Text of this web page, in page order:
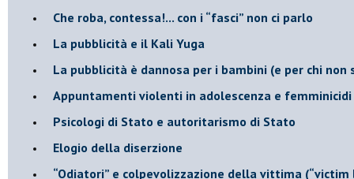
​Che roba, contessa!... con i “fasci” non ci parlo
La pubblicità e il Kali Yuga
​La pubblicità è dannosa per i bambini (e per chi non
​Appuntamenti violenti in adolescenza e femminicidi
​Psicologi di Stato e autoritarismo di Stato
Elogio della diserzione
“Odiatori” e colpevolizzazione della vittima (“victim